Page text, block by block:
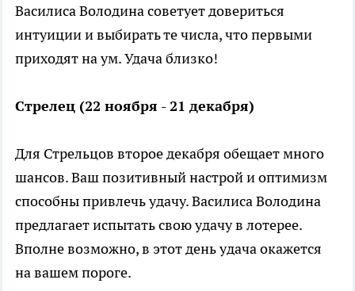
Василиса Володина советует довериться
интуиции и выбирать те числа, что первыми
приходят на ум. Удача близко!
Стрелец (22 ноября - 21 декабря)
Для Стрельцов второе декабря обещает много
шансов. Ваш позитивный настрой и оптимизм
способны привлечь удачу. Василиса Володина
предлагает испытать свою удачу в лотерее.
Вполне возможно, в этот день удача окажется
на вашем пороге.